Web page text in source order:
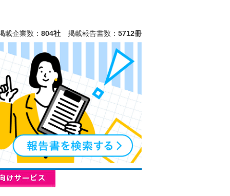
載企業数： 804社 掲載報告書数： 5712冊